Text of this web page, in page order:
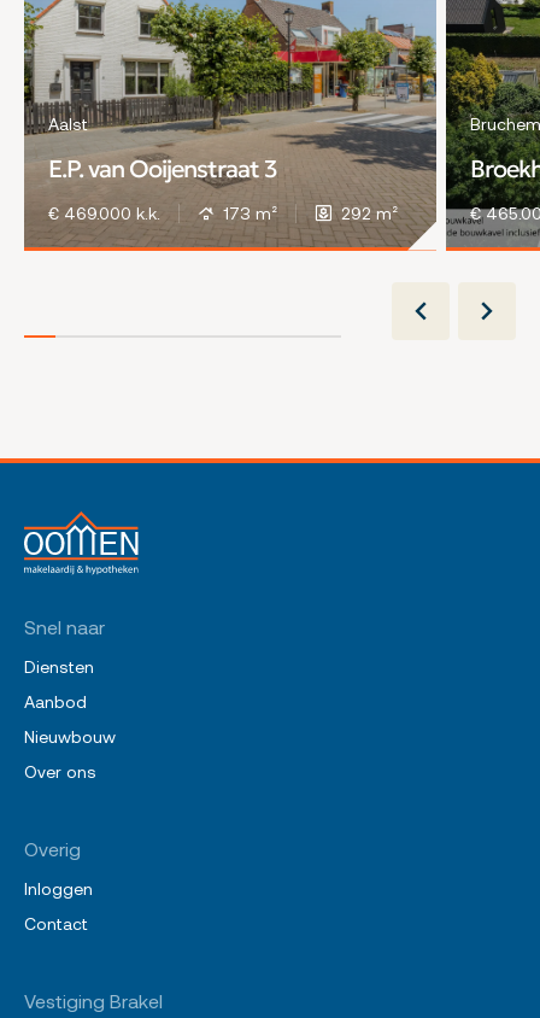
Aalst
E.P. van Ooijenstraat 3
€ 469.000 k.k. 173 m² 292 m²
Bruchem
€
Snel naar
Diensten
Aanbod
Nieuwbouw
Over ons
Overig
Inloggen
Contact
Vestiging Brakel